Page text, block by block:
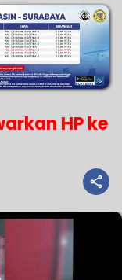
HP ke